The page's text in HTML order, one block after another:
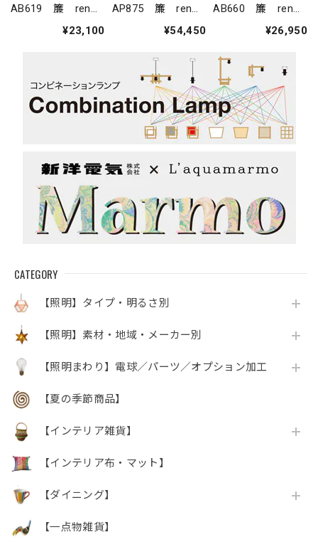
CATEGORY
【照明】タイプ・明るさ別
【照明】素材・地域・メーカー別
【照明まわり】電球／パーツ／オプション加工
【夏の季節商品】
【インテリア雑貨】
【インテリア布・マット】
【ダイニング】
【一点物雑貨】
AB619 簾 ren
（ウォールラン¥23,100
AP875 簾 ren
¥54,450
AB660 簾 ren
（ウォールラン
プ）
¥26,950